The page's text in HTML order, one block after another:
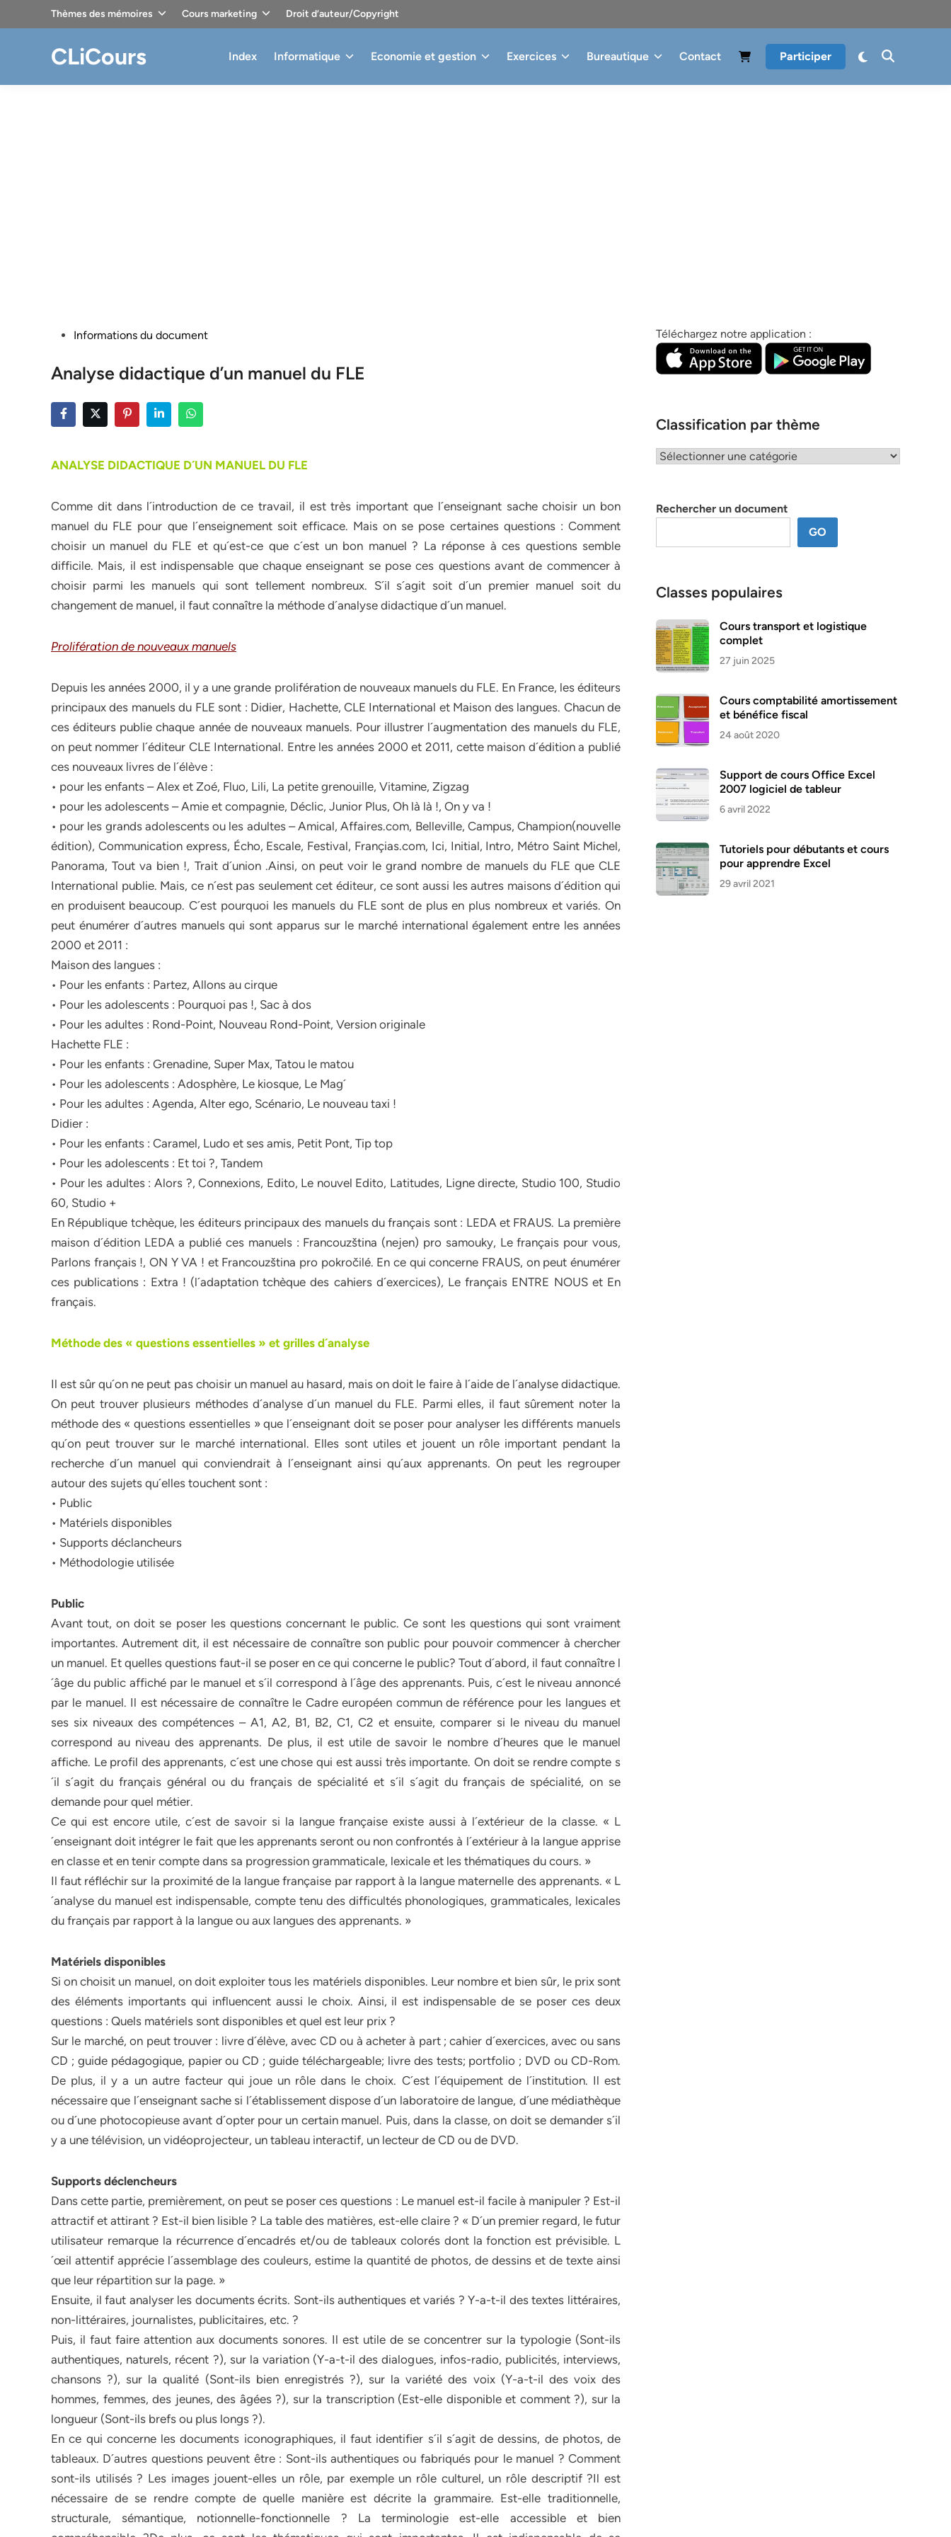
Thèmes des mémoires Cours marketing Droit d’auteur/Copyright
CLiCours Index Informatique Economie et gestion Exercices Bureautique Contact Participer
PostedInformations du document
Analyse didactique d’un manuel du FLE
ANALYSE DIDACTIQUE D´UN MANUEL DU FLE
Comme dit dans l´introduction de ce travail, il est très important que l´enseignant sache choisir un bon
manuel du FLE pour que l´enseignement soit efficace. Mais on se pose certaines questions : Comment
choisir un manuel du FLE et qu´est-ce que c´est un bon manuel ? La réponse à ces questions semble
difficile. Mais, il est indispensable que chaque enseignant se pose ces questions avant de commencer à
choisir parmi les manuels qui sont tellement nombreux. S´il s´agit soit d´un premier manuel soit du
changement de manuel, il faut connaître la méthode d´analyse didactique d´un manuel.
Prolifération de nouveaux manuels
Depuis les années 2000, il y a une grande prolifération de nouveaux manuels du FLE. En France, les éditeurs
principaux des manuels du FLE sont : Didier, Hachette, CLE International et Maison des langues. Chacun de
ces éditeurs publie chaque année de nouveaux manuels. Pour illustrer l´augmentation des manuels du FLE,
on peut nommer l´éditeur CLE International. Entre les années 2000 et 2011, cette maison d´édition a publié
ces nouveaux livres de l´élève :
• pour les enfants – Alex et Zoé, Fluo, Lili, La petite grenouille, Vitamine, Zigzag
• pour les adolescents – Amie et compagnie, Déclic, Junior Plus, Oh là là !, On y va !
• pour les grands adolescents ou les adultes – Amical, Affaires.com, Belleville, Campus, Champion(nouvelle
édition), Communication express, Écho, Escale, Festival, Françias.com, Ici, Initial, Intro, Métro Saint Michel,
Panorama, Tout va bien !, Trait d´union .Ainsi, on peut voir le grand nombre de manuels du FLE que CLE
International publie. Mais, ce n´est pas seulement cet éditeur, ce sont aussi les autres maisons d´édition qui
en produisent beaucoup. C´est pourquoi les manuels du FLE sont de plus en plus nombreux et variés. On
peut énumérer d´autres manuels qui sont apparus sur le marché international également entre les années
2000 et 2011 :
Maison des langues :
• Pour les enfants : Partez, Allons au cirque
• Pour les adolescents : Pourquoi pas !, Sac à dos
• Pour les adultes : Rond-Point, Nouveau Rond-Point, Version originale
Hachette FLE :
• Pour les enfants : Grenadine, Super Max, Tatou le matou
• Pour les adolescents : Adosphère, Le kiosque, Le Mag´
• Pour les adultes : Agenda, Alter ego, Scénario, Le nouveau taxi !
Didier :
• Pour les enfants : Caramel, Ludo et ses amis, Petit Pont, Tip top
• Pour les adolescents : Et toi ?, Tandem
• Pour les adultes : Alors ?, Connexions, Edito, Le nouvel Edito, Latitudes, Ligne directe, Studio 100, Studio
60, Studio +
En République tchèque, les éditeurs principaux des manuels du français sont : LEDA et FRAUS. La première
maison d´édition LEDA a publié ces manuels : Francouzština (nejen) pro samouky, Le français pour vous,
Parlons français !, ON Y VA ! et Francouzština pro pokročilé. En ce qui concerne FRAUS, on peut énumérer
ces publications : Extra ! (l´adaptation tchèque des cahiers d´exercices), Le français ENTRE NOUS et En
français.
Méthode des « questions essentielles » et grilles d´analyse
Il est sûr qu´on ne peut pas choisir un manuel au hasard, mais on doit le faire à l´aide de l´analyse didactique.
On peut trouver plusieurs méthodes d´analyse d´un manuel du FLE. Parmi elles, il faut sûrement noter la
méthode des « questions essentielles » que l´enseignant doit se poser pour analyser les différents manuels
qu´on peut trouver sur le marché international. Elles sont utiles et jouent un rôle important pendant la
recherche d´un manuel qui conviendrait à l´enseignant ainsi qu´aux apprenants. On peut les regrouper
autour des sujets qu´elles touchent sont :
• Public
• Matériels disponibles
• Supports déclancheurs
• Méthodologie utilisée
Public
Avant tout, on doit se poser les questions concernant le public. Ce sont les questions qui sont vraiment
importantes. Autrement dit, il est nécessaire de connaître son public pour pouvoir commencer à chercher
un manuel. Et quelles questions faut-il se poser en ce qui concerne le public? Tout d´abord, il faut connaître l
´âge du public affiché par le manuel et s´il correspond à l´âge des apprenants. Puis, c´est le niveau annoncé
par le manuel. Il est nécessaire de connaître le Cadre européen commun de référence pour les langues et
ses six niveaux des compétences – A1, A2, B1, B2, C1, C2 et ensuite, comparer si le niveau du manuel
correspond au niveau des apprenants. De plus, il est utile de savoir le nombre d´heures que le manuel
affiche. Le profil des apprenants, c´est une chose qui est aussi très importante. On doit se rendre compte s
´il s´agit du français général ou du français de spécialité et s´il s´agit du français de spécialité, on se
demande pour quel métier.
Ce qui est encore utile, c´est de savoir si la langue française existe aussi à l´extérieur de la classe. « L
´enseignant doit intégrer le fait que les apprenants seront ou non confrontés à l´extérieur à la langue apprise
en classe et en tenir compte dans sa progression grammaticale, lexicale et les thématiques du cours. »
Il faut réfléchir sur la proximité de la langue française par rapport à la langue maternelle des apprenants. « L
´analyse du manuel est indispensable, compte tenu des difficultés phonologiques, grammaticales, lexicales
du français par rapport à la langue ou aux langues des apprenants. »
Matériels disponibles
Si on choisit un manuel, on doit exploiter tous les matériels disponibles. Leur nombre et bien sûr, le prix sont
des éléments importants qui influencent aussi le choix. Ainsi, il est indispensable de se poser ces deux
questions : Quels matériels sont disponibles et quel est leur prix ?
Sur le marché, on peut trouver : livre d´élève, avec CD ou à acheter à part ; cahier d´exercices, avec ou sans
CD ; guide pédagogique, papier ou CD ; guide téléchargeable; livre des tests; portfolio ; DVD ou CD-Rom.
De plus, il y a un autre facteur qui joue un rôle dans le choix. C´est l´équipement de l´institution. Il est
nécessaire que l´enseignant sache si l´établissement dispose d´un laboratoire de langue, d´une médiathèque
ou d´une photocopieuse avant d´opter pour un certain manuel. Puis, dans la classe, on doit se demander s´il
y a une télévision, un vidéoprojecteur, un tableau interactif, un lecteur de CD ou de DVD.
Supports déclencheurs
Dans cette partie, premièrement, on peut se poser ces questions : Le manuel est-il facile à manipuler ? Est-il
attractif et attirant ? Est-il bien lisible ? La table des matières, est-elle claire ? « D´un premier regard, le futur
utilisateur remarque la récurrence d´encadrés et/ou de tableaux colorés dont la fonction est prévisible. L
´œil attentif apprécie l´assemblage des couleurs, estime la quantité de photos, de dessins et de texte ainsi
que leur répartition sur la page. »
Ensuite, il faut analyser les documents écrits. Sont-ils authentiques et variés ? Y-a-t-il des textes littéraires,
non-littéraires, journalistes, publicitaires, etc. ?
Puis, il faut faire attention aux documents sonores. Il est utile de se concentrer sur la typologie (Sont-ils
authentiques, naturels, récent ?), sur la variation (Y-a-t-il des dialogues, infos-radio, publicités, interviews,
chansons ?), sur la qualité (Sont-ils bien enregistrés ?), sur la variété des voix (Y-a-t-il des voix des
hommes, femmes, des jeunes, des âgées ?), sur la transcription (Est-elle disponible et comment ?), sur la
longueur (Sont-ils brefs ou plus longs ?).
En ce qui concerne les documents iconographiques, il faut identifier s´il s´agit de dessins, de photos, de
tableaux. D´autres questions peuvent être : Sont-ils authentiques ou fabriqués pour le manuel ? Comment
sont-ils utilisés ? Les images jouent-elles un rôle, par exemple un rôle culturel, un rôle descriptif ?Il est
nécessaire de se rendre compte de quelle manière est décrite la grammaire. Est-elle traditionnelle,
structurale, sémantique, notionnelle-fonctionnelle ? La terminologie est-elle accessible et bien
Téléchargez notre application :
Classification par thème
Classification
Rechercher un document
GO
Classes populaires
Cours transport et logistique
complet
27 juin 2025
Cours comptabilité amortissement
et bénéfice fiscal
24 août 2020
Support de cours Office Excel
2007 logiciel de tableur
6 avril 2022
Tutoriels pour débutants et cours
pour apprendre Excel
29 avril 2021